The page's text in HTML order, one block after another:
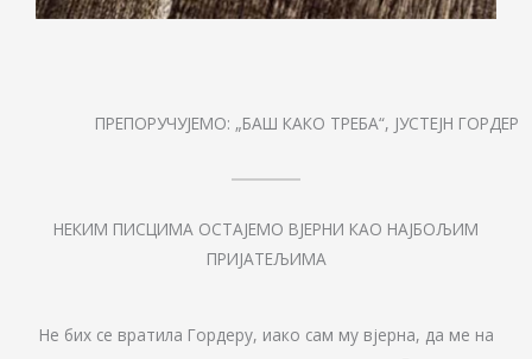
ПРЕПОРУЧУЈЕМО: „БАШ КАКО ТРЕБА“, ЈУСТЕЈН ГОРДЕР
НЕКИМ ПИСЦИМА ОСТАЈЕМО ВЈЕРНИ КАО НАЈБОЉИМ
ПРИЈАТЕЉИМА
Не бих се вратила Гордеру, иако сам му вјерна, да ме на